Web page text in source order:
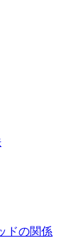
ドの関係